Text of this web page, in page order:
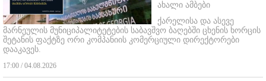
ახალი ამბები
ქარელისა და ასევე
მარნეულის მუნიციპალიტეტების საბავშვო ბაღებში ცხენის ხორცის
შეტანის ფაქტზე ორი კომპანიის კომერციული დირექტორები
დააკავეს.
17:00 / 04.08.2026